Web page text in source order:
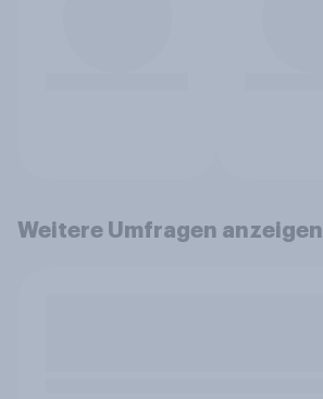
Weitere Umfragen anzeigen